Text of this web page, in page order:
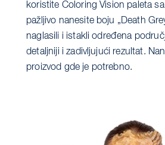
koristite Coloring Vision paleta
pažljivo nanesite boju „Death
naglasili i istakli određena
detaljniji i zadivljujući rezultat.
proizvod gde je potrebno.